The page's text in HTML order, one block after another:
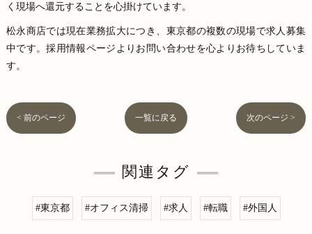
く現場へ還元することを心掛けています。
松永商店では現在業務拡大につき、東京都の複数の現場で求人募集
中です。採用情報ページよりお問い合わせを心よりお待ちしていま
す。
< 前のページ 一覧に戻る 次のページ >
関連タグ
#東京都 #オフィス清掃 #求人 #転職 #外国人